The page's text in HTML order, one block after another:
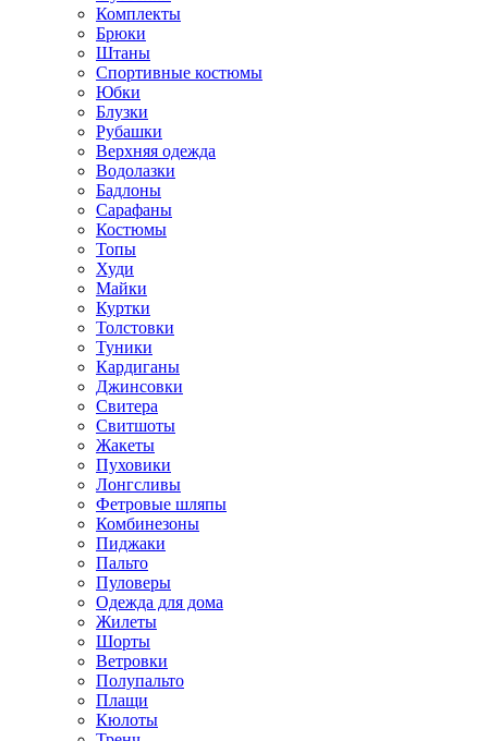
Комплекты
Брюки
Штаны
Спортивные костюмы
Юбки
Блузки
Рубашки
Верхняя одежда
Водолазки
Бадлоны
Сарафаны
Костюмы
Топы
Худи
Майки
Куртки
Толстовки
Туники
Кардиганы
Джинсовки
Свитера
Свитшоты
Жакеты
Пуховики
Лонгсливы
Фетровые шляпы
Комбинезоны
Пиджаки
Пальто
Пуловеры
Одежда для дома
Жилеты
Шорты
Ветровки
Полупальто
Плащи
Кюлоты